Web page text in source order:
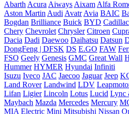
Abarth Acura Aiways Aixam Alfa
Aston Martin Audi Avatr Avia BAIC
Bogdan Brilliance Buick BYD Cadillac
Chery Chevrolet Chrysler Citroen
Dacia Dadi Daewoo Daihatsu Datsun
DongFeng | DFSK DS E.GO FAW
FSO Geely Genesis GMC Great Wall
Hummer HYMER Hyundai Infiniti
Isuzu Iveco JAC Jaecoo Jaguar Jeep
Land Rover Landwind LDV
Lifan Ligier Lincoln Lotus Lucid Lync
Maybach Mazda Mercedes Mercury
MIA Electric Mini Mitsubishi Nissan